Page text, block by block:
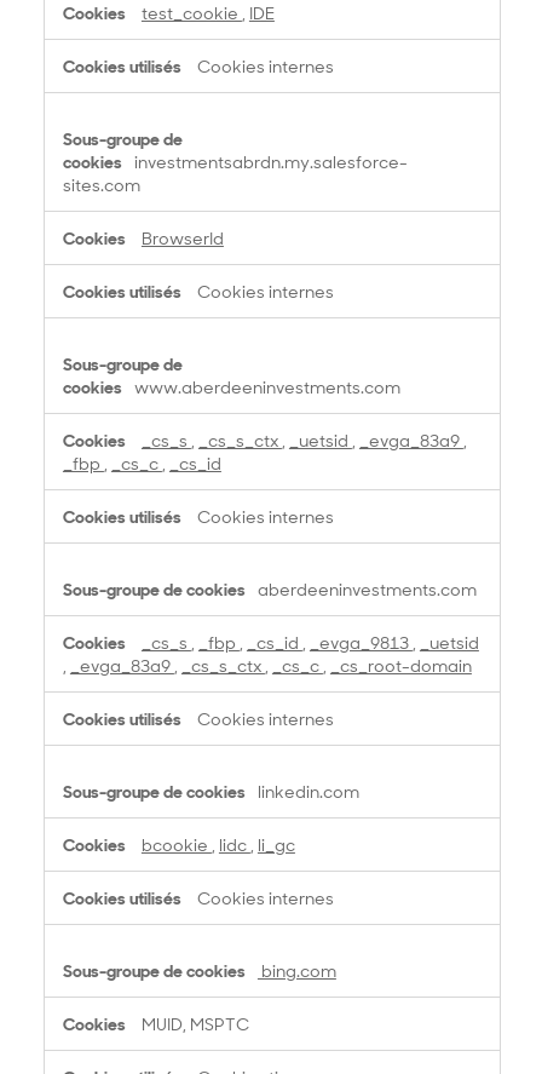
test_cookie , IDE
Cookies internes
investmentsabrdn.my.salesforce-
sites.com
BrowserId
Cookies internes
www.aberdeeninvestments.com
_cs_s , _cs_s_ctx , _uetsid , _evga_83a9 ,
_fbp , _cs_c , _cs_id
Cookies internes
aberdeeninvestments.com
_cs_s , _fbp , _cs_id , _evga_9813 ,
_uetsid
,
_evga_83a9 , _cs_s_ctx , _cs_c , _cs_root-domain
Cookies internes
linkedin.com
bcookie , lidc , li_gc
Cookies internes
bing.com
MUID, MSPTC